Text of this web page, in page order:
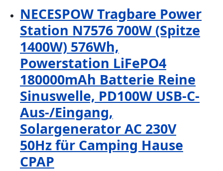
NECESPOW Tragbare Power
Station N7576 700W (Spitze
1400W) 576Wh,
Powerstation LiFePO4
180000mAh Batterie Reine
Sinuswelle, PD100W USB-C-
Aus-/Eingang,
Solargenerator AC 230V
50Hz für Camping Hause
CPAP